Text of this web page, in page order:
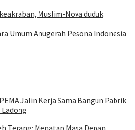
Muslim-Nova duduk
Umum Anugerah Pesona Indonesia
Jalin Kerja Sama Bangun Pabrik
Ladong
Terang: Menatap Masa Depan